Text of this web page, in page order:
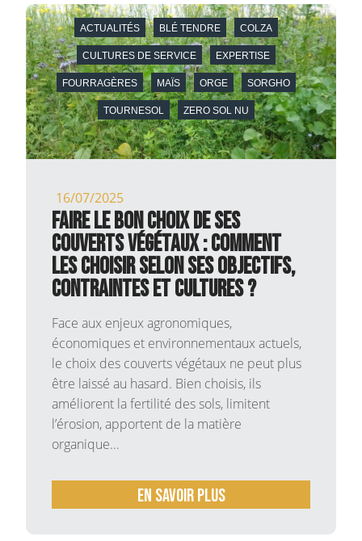
ACTUALITÉS BLÉ TENDRE COLZA
CULTURES DE SERVICE EXPERTISE
FOURRAGÈRES MAÏS ORGE SORGHO
TOURNESOL ZERO SOL NU
16/07/2025
Faire le bon choix de ses
couverts végétaux : comment
les choisir selon ses objectifs,
contraintes et cultures ?
Face aux enjeux agronomiques,
économiques et environnementaux actuels,
le choix des couverts végétaux ne peut plus
être laissé au hasard. Bien choisis, ils
améliorent la fertilité des sols, limitent
l’érosion, apportent de la matière
organique...
En savoir plus